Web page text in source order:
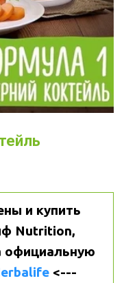
и купить
Nutrition,
официальную
<---